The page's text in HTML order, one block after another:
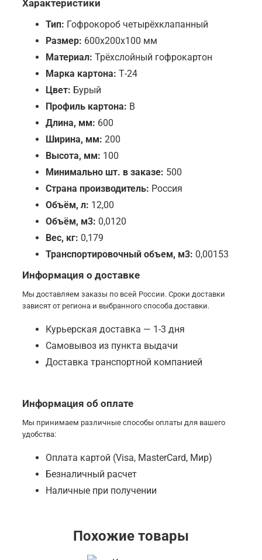
Характеристики
Тип: Гофрокороб четырёхклапанный
Размер: 600х200х100 мм
Материал: Трёхслойный гофрокартон
Марка картона: Т-24
Цвет: Бурый
Профиль картона: B
Длина, мм: 600
Ширина, мм: 200
Высота, мм: 100
Минимально шт. в заказе: 500
Страна производитель: Россия
Объём, л: 12,00
Объём, м3: 0,0120
Вес, кг: 0,179
Транспортировочный объем, м3: 0,00153
Информация о доставке
Мы доставляем заказы по всей России. Сроки доставки
зависят от региона и выбранного способа доставки.
Курьерская доставка — 1-3 дня
Самовывоз из пункта выдачи
Доставка транспортной компанией
Информация об оплате
Мы принимаем различные способы оплаты для вашего
удобства:
Оплата картой (Visa, MasterCard, Мир)
Безналичный расчет
Наличные при получении
Похожие товары